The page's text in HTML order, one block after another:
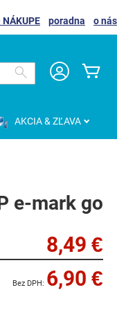
NÁKUPE poradna o nás
Search
AKCIA & ZĽAVA
e-mark go
8,49 €
6,90 €